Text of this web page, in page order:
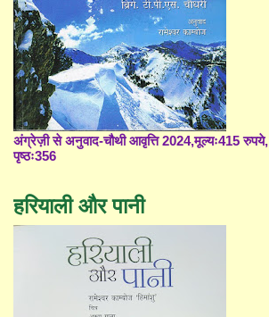
अंग्रेज़ी से अनुवाद-चौथी आवृत्ति 2024,मूल्यः415 रुपये,
पृष्ठः356
हरियाली और पानी